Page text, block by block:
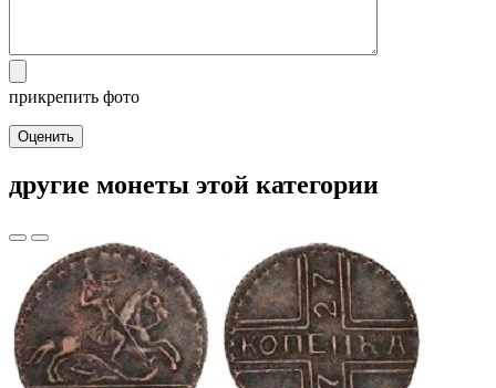
прикрепить фото
Оценить
другие монеты этой категории